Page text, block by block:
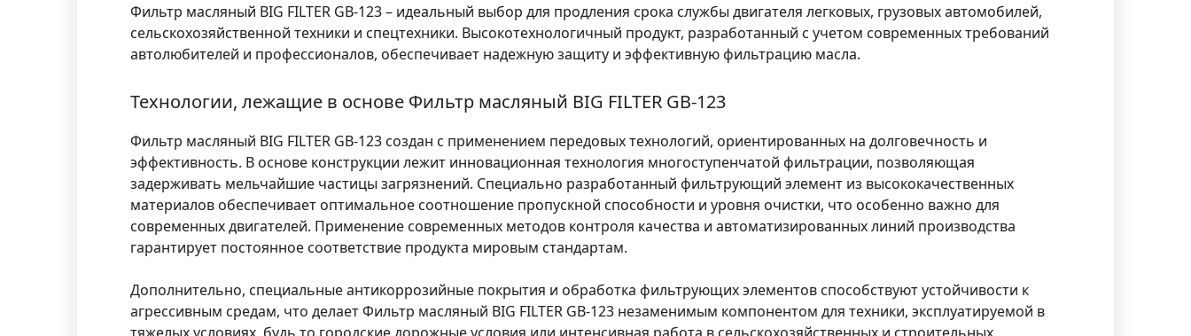
Фильтр масляный BIG FILTER GB-123 – идеальный выбор для продления срока службы двигателя легковых, грузовых автомобилей,
сельскохозяйственной техники и спецтехники. Высокотехнологичный продукт, разработанный с учетом современных требований
автолюбителей и профессионалов, обеспечивает надежную защиту и эффективную фильтрацию масла.
Технологии, лежащие в основе Фильтр масляный BIG FILTER GB-123
Фильтр масляный BIG FILTER GB-123 создан с применением передовых технологий, ориентированных на долговечность и
эффективность. В основе конструкции лежит инновационная технология многоступенчатой фильтрации, позволяющая
задерживать мельчайшие частицы загрязнений. Специально разработанный фильтрующий элемент из высококачественных
материалов обеспечивает оптимальное соотношение пропускной способности и уровня очистки, что особенно важно для
современных двигателей. Применение современных методов контроля качества и автоматизированных линий производства
гарантирует постоянное соответствие продукта мировым стандартам.
Дополнительно, специальные антикоррозийные покрытия и обработка фильтрующих элементов способствуют устойчивости к
агрессивным средам, что делает Фильтр масляный BIG FILTER GB-123 незаменимым компонентом для техники, эксплуатируемой в
тяжелых условиях, будь то городские дорожные условия или интенсивная работа в сельскохозяйственных и строительных